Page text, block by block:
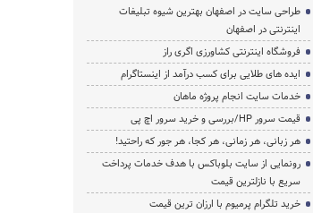
طراحی سایت در اصفهان بهترین شیوه تبلیغات
اینترنتی در اصفهان
فروشگاه اینترنتی کشاورزی اگری راز
ایده های طلایی برای کسب درآمد از اینستاگرام
خدمات سایت انجام پروژه ماهان
قیمت سرور HP/بررسی و خرید سرور اچ پی
هر زبانی، هر زمانی، هر کجا، هر جور که راحتید!
رونمایی از سایت بلوباکس با هدف خدمات پرداخت
سریع با نازلترین قیمت
خرید تلگرام پرمیوم با ارزان ترین قیمت